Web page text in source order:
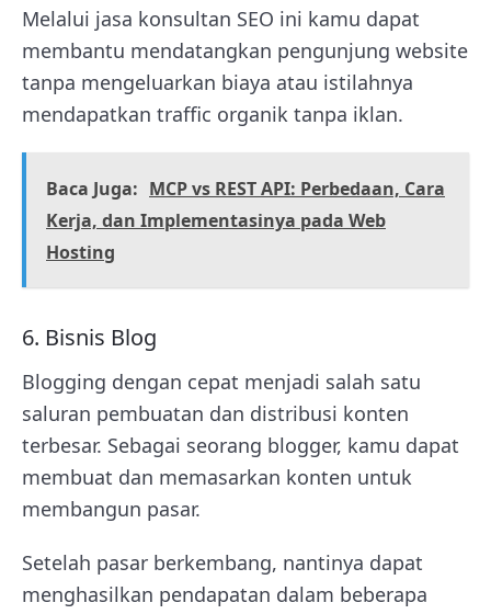
Melalui jasa konsultan SEO ini kamu dapat
membantu mendatangkan pengunjung website
tanpa mengeluarkan biaya atau istilahnya
mendapatkan traffic organik tanpa iklan.
Baca Juga: MCP vs REST API: Perbedaan, Cara
Kerja, dan Implementasinya pada Web
Hosting
6. Bisnis Blog
Blogging dengan cepat menjadi salah satu
saluran pembuatan dan distribusi konten
terbesar. Sebagai seorang blogger, kamu dapat
membuat dan memasarkan konten untuk
membangun pasar.
Setelah pasar berkembang, nantinya dapat
menghasilkan pendapatan dalam beberapa